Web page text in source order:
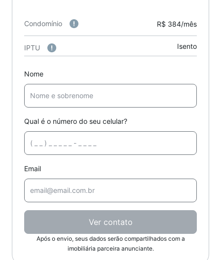
Condomínio R$ 384/mês
IPTU Isento
Nome
Qual é o número do seu celular?
Email
Ver contato
Após o envio, seus dados serão compartilhados com a
imobiliária parceira anunciante.